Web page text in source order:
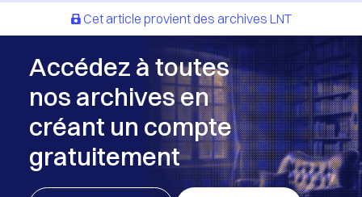
Cet article provient des archives LNT
Accédez à toutes
nos archives en
créant un compte
gratuitement